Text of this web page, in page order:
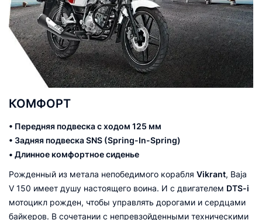
КОМФОРТ
• Передняя подвеска с ходом 125 мм
• Задняя подвеска SNS (Spring-In-Spring)
• Длинное комфортное сиденье
Рожденный из метала непобедимого корабля Vikrant, Baja
V 150 имеет душу настоящего воина. И с двигателем DTS-i
мотоцикл рожден, чтобы управлять дорогами и сердцами
байкеров. В сочетании с непревзойденными техническими